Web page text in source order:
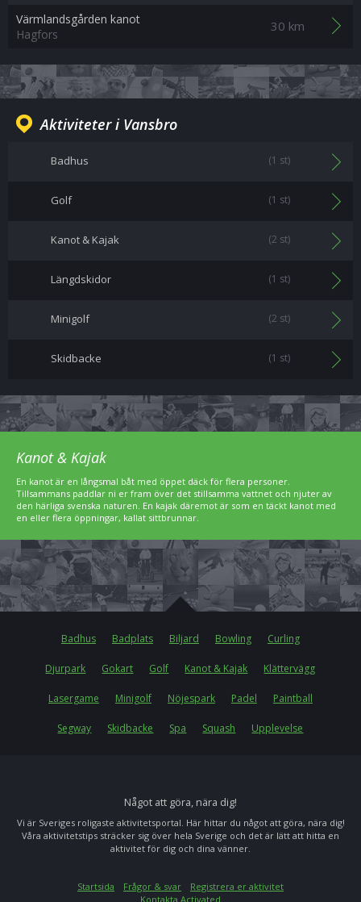
Värmlandsgården kanot
Hagfors
30 km
Aktiviteter i Vansbro
Badhus (1 st)
Golf (1 st)
Kanot & Kajak (2 st)
Längdskidor (1 st)
Minigolf (2 st)
Skidbacke (1 st)
Kanot & Kajak
En kanot är en långsmal båt med öppet däck för flera personer.
Tillsammans paddlar ni er fram över det stillsamma vattnet och njuter av
den härliga svenska naturen. En kajak däremot är som en täckt kanot med
en eller flera öppningar, kallat sittbrunnar.
Badhus Badplats Biljard Bowling Curling
Djurpark Gokart Golf Kanot & Kajak Klättervägg
Lasergame Minigolf Nöjespark Padel Paintball
Segway Skidbacke Spa Squash Upplevelse
Något att göra, nära dig!
Vi är Sveriges roligaste aktivitetsportal. Här hittar du något att göra, nära dig!
Våra aktivitetstips sträcker sig över hela Sverige och det är lätt att hitta en
aktivitet för dig och dina vänner.
Startsida Frågor & svar
Registrera er aktivitet
Kontakta Activated